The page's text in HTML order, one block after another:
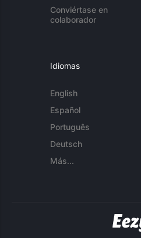
Conviértase en
colaborador
Idiomas
English
Español
Português
Deutsch
Más...